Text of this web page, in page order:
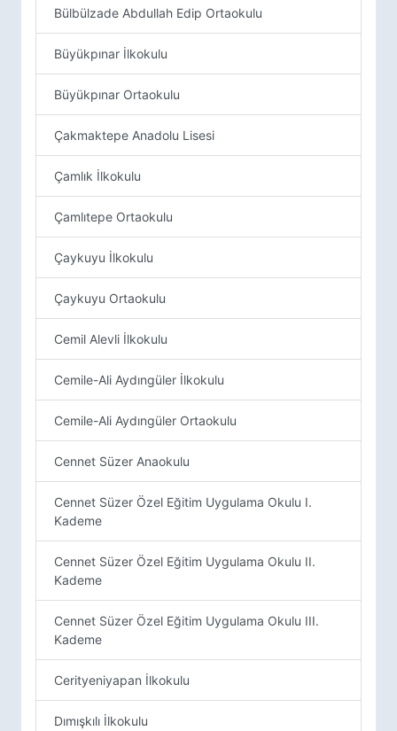
Bülbülzade Abdullah Edip Ortaokulu
Büyükpınar İlkokulu
Büyükpınar Ortaokulu
Çakmaktepe Anadolu Lisesi
Çamlık İlkokulu
Çamlıtepe Ortaokulu
Çaykuyu İlkokulu
Çaykuyu Ortaokulu
Cemil Alevli İlkokulu
Cemile-Ali Aydıngüler İlkokulu
Cemile-Ali Aydıngüler Ortaokulu
Cennet Süzer Anaokulu
Cennet Süzer Özel Eğitim Uygulama Okulu I.
Kademe
Cennet Süzer Özel Eğitim Uygulama Okulu II.
Kademe
Cennet Süzer Özel Eğitim Uygulama Okulu III.
Kademe
Cerityeniyapan İlkokulu
Dımışkılı İlkokulu